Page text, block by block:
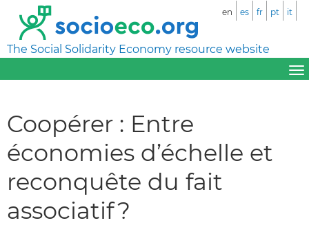
The Social Solidarity Economy resource website
en es fr pt it
Coopérer : Entre
économies d’échelle et
reconquête du fait
associatif ?